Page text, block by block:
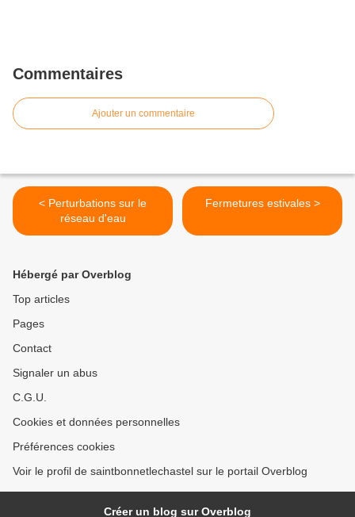
Commentaires
Ajouter un commentaire
< Perturbations sur le
réseau d'eau
Fermetures estivales >
Hébergé par Overblog
Top articles
Pages
Contact
Signaler un abus
C.G.U.
Cookies et données personnelles
Préférences cookies
Voir le profil de saintbonnetlechastel sur le portail Overblog
Créer un blog sur Overblog